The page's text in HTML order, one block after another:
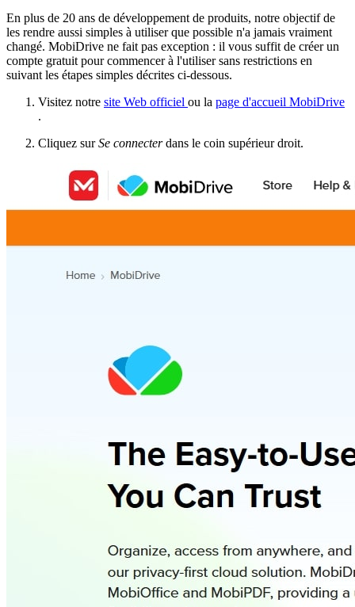
En plus de 20 ans de développement de produits, notre objectif de
les rendre aussi simples à utiliser que possible n'a jamais vraiment
changé. MobiDrive ne fait pas exception : il vous suffit de créer un
compte gratuit pour commencer à l'utiliser sans restrictions en
suivant les étapes simples décrites ci-dessous.
Visitez notre site Web officiel ou la page d'accueil MobiDrive
.
Cliquez surSe connecterdans le coin supérieur droit.